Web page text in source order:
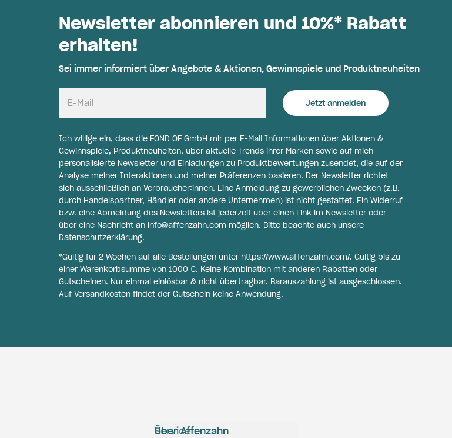
Newsletter abonnieren und 10%* Rabatt
erhalten!
Sei immer informiert über Angebote & Aktionen, Gewinnspiele und Produktneuheiten
E-Mail Jetzt anmelden
Ich willige ein, dass die FOND OF GmbH mir per E-Mail Informationen über Aktionen &
Gewinnspiele, Produktneuheiten, über aktuelle Trends ihrer Marken sowie auf mich
personalisierte Newsletter und Einladungen zu Produktbewertungen zusendet, die auf der
Analyse meiner Interaktionen und meiner Präferenzen basieren. Der Newsletter richtet
sich ausschließlich an Verbraucher:innen. Eine Anmeldung zu gewerblichen Zwecken (z.B.
durch Handelspartner, Händler oder andere Unternehmen) ist nicht gestattet. Ein Widerruf
bzw. eine Abmeldung des Newsletters ist jederzeit über einen Link im Newsletter oder
über eine Nachricht an info@affenzahn.com möglich. Bitte beachte auch unsere
Datenschutzerklärung.
*Gültig für 2 Wochen auf alle Bestellungen unter https://www.affenzahn.com/. Gültig bis zu
einer Warenkorbsumme von 1000 €. Keine Kombination mit anderen Rabatten oder
Gutscheinen. Nur einmal einlösbar & nicht übertragbar. Barauszahlung ist ausgeschlossen.
Auf Versandkosten findet der Gutschein keine Anwendung.
Service
Über Affenzahn